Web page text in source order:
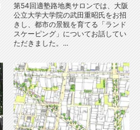
第54回適塾路地奥サロンでは、大阪
公立大学大学院の武田重昭氏をお招
きし、都市の景観を育てる「ランド
スケーピング」についてお話してい
ただきました。...